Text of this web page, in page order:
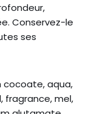
Conservez-le
ses
cocoate, aqua,
fragrance, mel,